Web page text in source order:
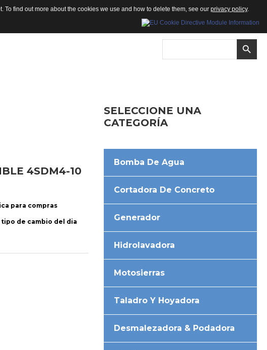
4SDM4-10
para compras
de cambio del dia
SELECCIONE UNA
CATEGORÍA
Bomba De Agua
Cortadora De Concreto
Generador
Hidrolavadora
Motosierras
Taladro Y Hoyadora
Desmalezadora & Podadora
find out more about the cookies we use and how to delete them, see our privacy policy.